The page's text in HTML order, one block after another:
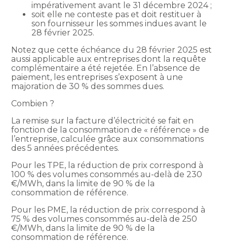
impérativement avant le 31 décembre 2024 ;
soit elle ne conteste pas et doit restituer à
son fournisseur les sommes indues avant le
28 février 2025.
Notez que cette échéance du 28 février 2025 est
aussi applicable aux entreprises dont la requête
complémentaire a été rejetée. En l’absence de
paiement, les entreprises s’exposent à une
majoration de 30 % des sommes dues.
Combien ?
La remise sur la facture d’électricité se fait en
fonction de la consommation de « référence » de
l’entreprise, calculée grâce aux consommations
des 5 années précédentes.
Pour les TPE, la réduction de prix correspond à
100 % des volumes consommés au-delà de 230
€/MWh, dans la limite de 90 % de la
consommation de référence.
Pour les PME, la réduction de prix correspond à
75 % des volumes consommés au-delà de 250
€/MWh, dans la limite de 90 % de la
consommation de référence.